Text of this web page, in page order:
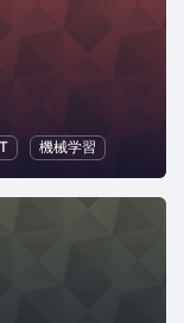
機械学習